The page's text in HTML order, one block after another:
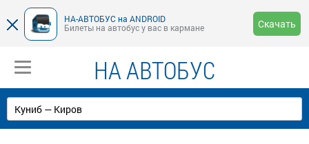
НА-АВТОБУС на ANDROID
Билеты на автобус у вас в кармане
Скачать
НА АВТОБУС